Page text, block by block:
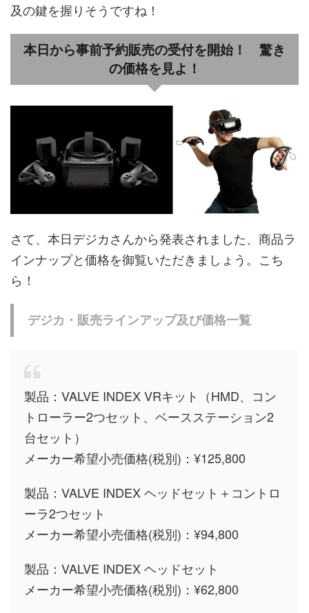
及の鍵を握りそうですね！
本日から事前予約販売の受付を開始！ 驚き
の価格を見よ！
さて、本日デジカさんから発表されました、商品ラ
インナップと価格を御覧いただきましょう。こち
ら！
デジカ・販売ラインアップ及び価格一覧
製品：VALVE INDEX VRキット（HMD、コン
トローラー2つセット、ベースステーション2
台セット）
メーカー希望小売価格(税別)：¥125,800
製品：VALVE INDEX ヘッドセット＋コントロ
ーラ2つセット
メーカー希望小売価格(税別)：¥94,800
製品：VALVE INDEX ヘッドセット
メーカー希望小売価格(税別)：¥62,800